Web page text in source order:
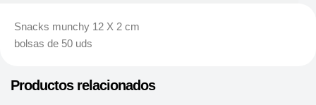
Snacks munchy 12 X 2 cm
bolsas de 50 uds
Productos relacionados